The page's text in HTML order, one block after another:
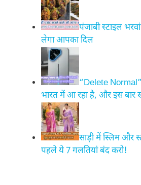
पंजाबी स्टाइल
लेगा आपका दिल
“Delete
भारत में आ रहा है, और इस बार
साड़ी में स्लिम और
पहले ये 7 गलतियां बंद करो!